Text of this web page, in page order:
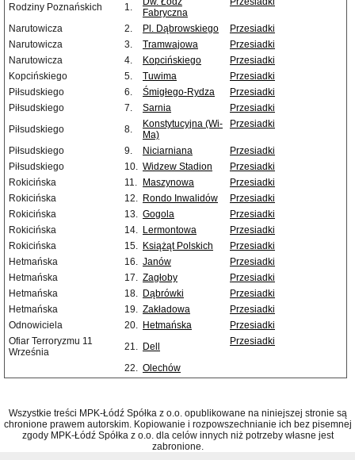
Rodziny Poznańskich
1.
Fabryczna
Narutowicza 2. Pl. Dąbrowskiego
Przesiadki
Narutowicza
3. Tramwajowa
Przesiadki
Narutowicza
4. Kopcińskiego
Przesiadki
Kopcińskiego
5. Tuwima
Przesiadki
Piłsudskiego
6. Śmigłego-Rydza
Przesiadki
Piłsudskiego
7. Sarnia
Przesiadki
Piłsudskiego
8.
Konstytucyjna (Wi-
Ma)
Przesiadki
Piłsudskiego 9. Niciarniana
Przesiadki
Piłsudskiego
10. Widzew Stadion
Przesiadki
Rokicińska
11. Maszynowa
Przesiadki
Rokicińska
12. Rondo Inwalidów
Przesiadki
Rokicińska
13. Gogola
Przesiadki
Rokicińska
14. Lermontowa
Przesiadki
Rokicińska
15. Książąt Polskich
Przesiadki
Hetmańska
16. Janów
Przesiadki
Hetmańska
17. Zagłoby
Przesiadki
Hetmańska
18. Dąbrówki
Przesiadki
Hetmańska
19. Zakładowa
Przesiadki
Odnowiciela
20. Hetmańska
Przesiadki
Ofiar Terroryzmu 11
Września
21. Dell Przesiadki
22. Olechów
Wszystkie treści MPK-Łódź Spółka z o.o. opublikowane na niniejszej stronie są
chronione prawem autorskim. Kopiowanie i rozpowszechnianie ich bez pisemnej
zgody MPK-Łódź Spółka z o.o. dla celów innych niż potrzeby własne jest
zabronione.